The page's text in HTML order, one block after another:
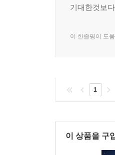
기대한것보
이 한줄평이 도
1
이 상품을 구